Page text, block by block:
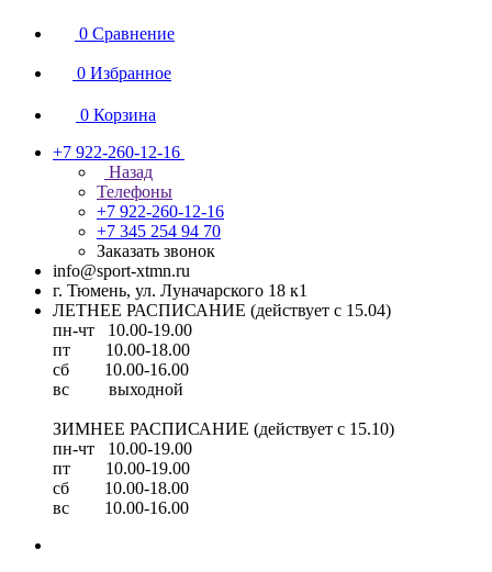
0 Сравнение
0 Избранное
0 Корзина
+7 922-260-12-16
Назад
Телефоны
+7 922-260-12-16
+7 345 254 94 70
Заказать звонок
info@sport-xtmn.ru
г. Тюмень, ул. Луначарского 18 к1
ЛЕТНЕЕ РАСПИСАНИЕ (действует с 15.04)
пн-чт 10.00-19.00
пт 10.00-18.00
сб 10.00-16.00
вс выходной
ЗИМНЕЕ РАСПИСАНИЕ (действует с 15.10)
пн-чт 10.00-19.00
пт 10.00-19.00
сб 10.00-18.00
вс 10.00-16.00